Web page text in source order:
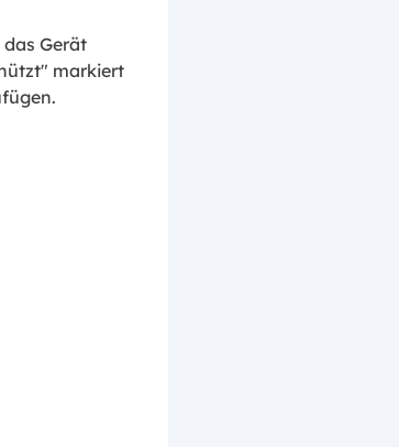
Gerät
markiert